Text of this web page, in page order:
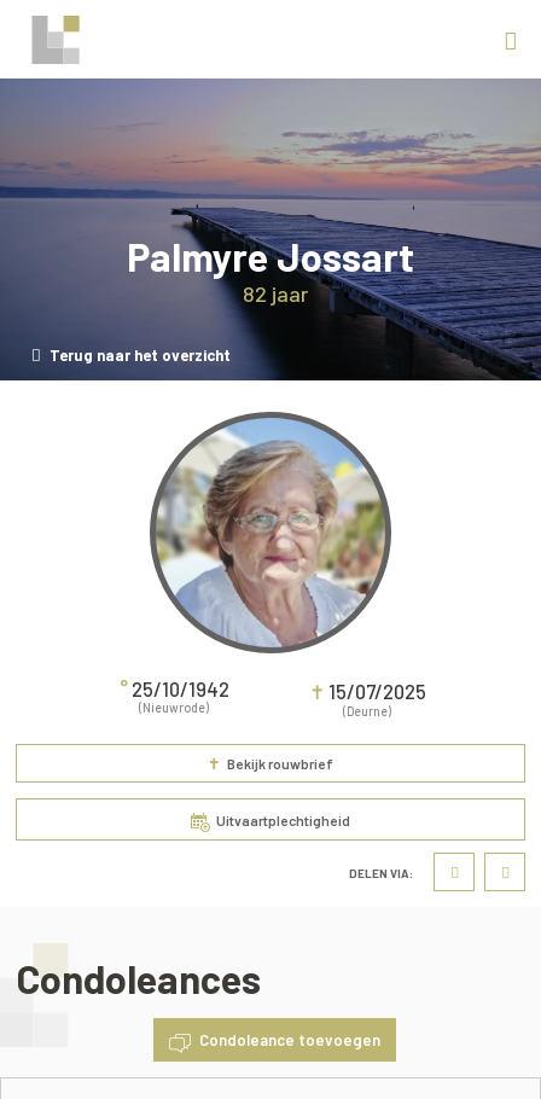
Palmyre Jossart
82 jaar
Terug naar het overzicht
° 25/10/1942
(Nieuwrode)
✝ 15/07/2025
(Deurne)
DELEN VIA:
✝ Bekijk rouwbrief
Uitvaartplechtigheid
Condoleances
Condoleance toevoegen